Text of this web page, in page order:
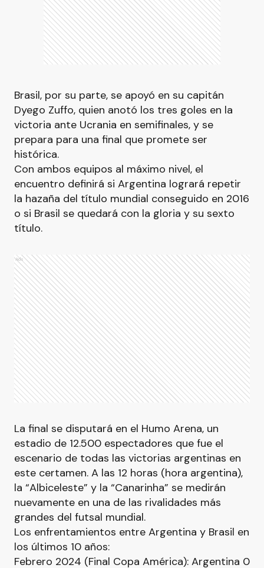
Brasil, por su parte, se apoyó en su capitán
Dyego Zuffo, quien anotó los tres goles en la
victoria ante Ucrania en semifinales, y se
prepara para una final que promete ser
histórica.
Con ambos equipos al máximo nivel, el
encuentro definirá si Argentina logrará repetir
la hazaña del título mundial conseguido en 2016
o si Brasil se quedará con la gloria y su sexto
título.
Ads
La final se disputará en el Humo Arena, un
estadio de 12.500 espectadores que fue el
escenario de todas las victorias argentinas en
este certamen. A las 12 horas (hora argentina),
la “Albiceleste” y la “Canarinha” se medirán
nuevamente en una de las rivalidades más
grandes del futsal mundial.
Los enfrentamientos entre Argentina y Brasil en
los últimos 10 años:
Febrero 2024 (Final Copa América): Argentina 0